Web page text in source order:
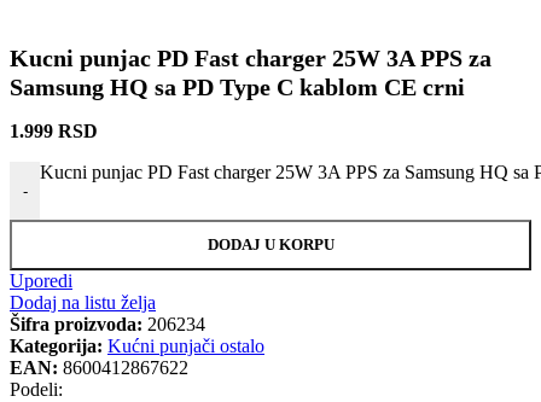
Kucni punjac PD Fast charger 25W 3A PPS za
Samsung HQ sa PD Type C kablom CE crni
1.999 RSD
-
Kucni punjac PD Fast charger 25W 3A PPS za Samsung HQ
DODAJ U KORPU
Uporedi
Dodaj na listu želja
Šifra proizvoda: 206234
Kategorija: Kućni punjači ostalo
EAN: 8600412867622
Podeli: